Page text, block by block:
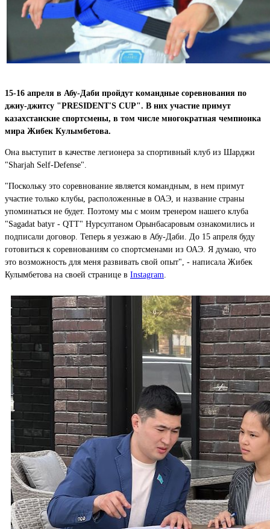
15-16 апреля в Абу-Даби пройдут командные соревнования по ​​
джиу-джитсу "PRESIDENT'S CUP". В них участие примут
казахстанские спортсмены, в том числе многократная чемпионка
мира Жибек Кулымбетова.
Она выступит в качестве легионера за спортивный клуб из Шарджи
"Sharjah Self-Defense".
"Поскольку это соревнование является командным, в нем примут
участие только клубы, расположенные в ОАЭ, и название страны
упоминаться не будет. Поэтому мы с моим тренером нашего клуба
"Sagadat batyr - QTT" Нурсултаном Орынбасаровым ознакомились и
подписали договор. Теперь я уезжаю в Абу-Даби. До 15 апреля буду
готовиться к соревнованиям со спортсменами из ОАЭ. Я думаю, что
это возможность для меня развивать свой опыт", - написала Жибек
Кулымбетова на своей странице в Instagram